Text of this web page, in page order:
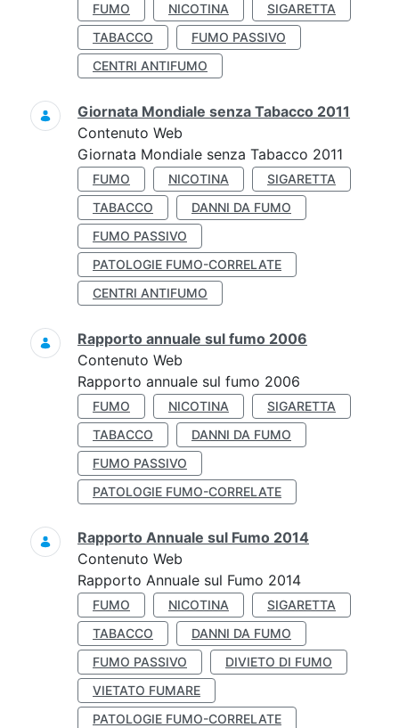
FUMO NICOTINA
SIGARETTA
TABACCO
FUMO PASSIVO
CENTRI ANTIFUMO
Giornata Mondiale senza Tabacco 2011
Contenuto Web
Giornata Mondiale senza Tabacco 2011
FUMO NICOTINA
SIGARETTA
TABACCO
DANNI DA FUMO
FUMO PASSIVO
PATOLOGIE FUMO-CORRELATE
CENTRI ANTIFUMO
Rapporto annuale sul fumo 2006
Contenuto Web
Rapporto annuale sul fumo 2006
FUMO NICOTINA
SIGARETTA
TABACCO
DANNI DA FUMO
FUMO PASSIVO
PATOLOGIE FUMO-CORRELATE
Rapporto Annuale sul Fumo 2014
Contenuto Web
Rapporto Annuale sul Fumo 2014
FUMO NICOTINA
SIGARETTA
TABACCO
DANNI DA FUMO
FUMO PASSIVO
DIVIETO DI FUMO
VIETATO FUMARE
PATOLOGIE FUMO-CORRELATE